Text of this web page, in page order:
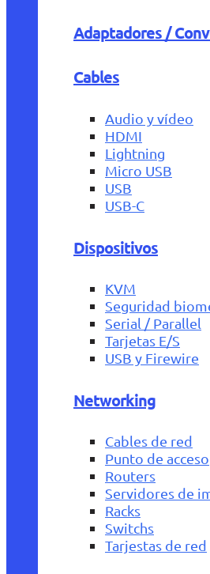
Adaptadores /
Cables
Audio y vídeo
HDMI
Lightning
Micro USB
USB
USB-C
Dispositivos
KVM
Seguridad
Serial / Parallel
Tarjetas E/S
USB y Firewire
Networking
Cables de red
Punto de acceso
Routers
Servidores de
Racks
Switchs
Tarjestas de red